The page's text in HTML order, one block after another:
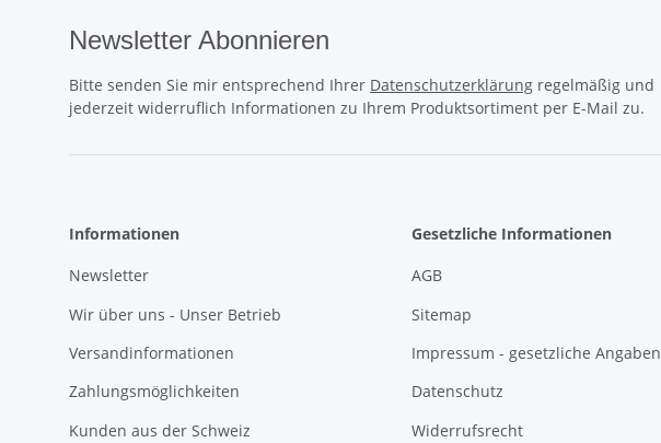
Newsletter Abonnieren
Bitte senden Sie mir entsprechend Ihrer Datenschutzerklärung regelmäßig und
jederzeit widerruflich Informationen zu Ihrem Produktsortiment per E-Mail zu.
Informationen
Newsletter
Wir über uns - Unser Betrieb
Versandinformationen
Zahlungsmöglichkeiten
Kunden aus der Schweiz
Gesetzliche Informationen
AGB
Sitemap
Impressum - gesetzliche Angaben
Datenschutz
Widerrufsrecht